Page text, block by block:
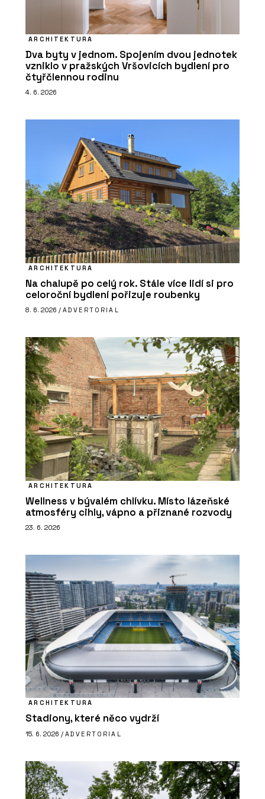
ARCHITEKTURA
Dva byty v jednom. Spojením dvou jednotek
vzniklo v pražských Vršovicích bydlení pro
čtyřčlennou rodinu
4. 6. 2026
ARCHITEKTURA
Na chalupě po celý rok. Stále více lidí si pro
celoroční bydlení pořizuje roubenky
8. 6. 2026 / ADVERTORIAL
ARCHITEKTURA
Wellness v bývalém chlívku. Místo lázeňské
atmosféry cihly, vápno a přiznané rozvody
23. 6. 2026
ARCHITEKTURA
Stadiony, které něco vydrží
15. 6. 2026 / ADVERTORIAL